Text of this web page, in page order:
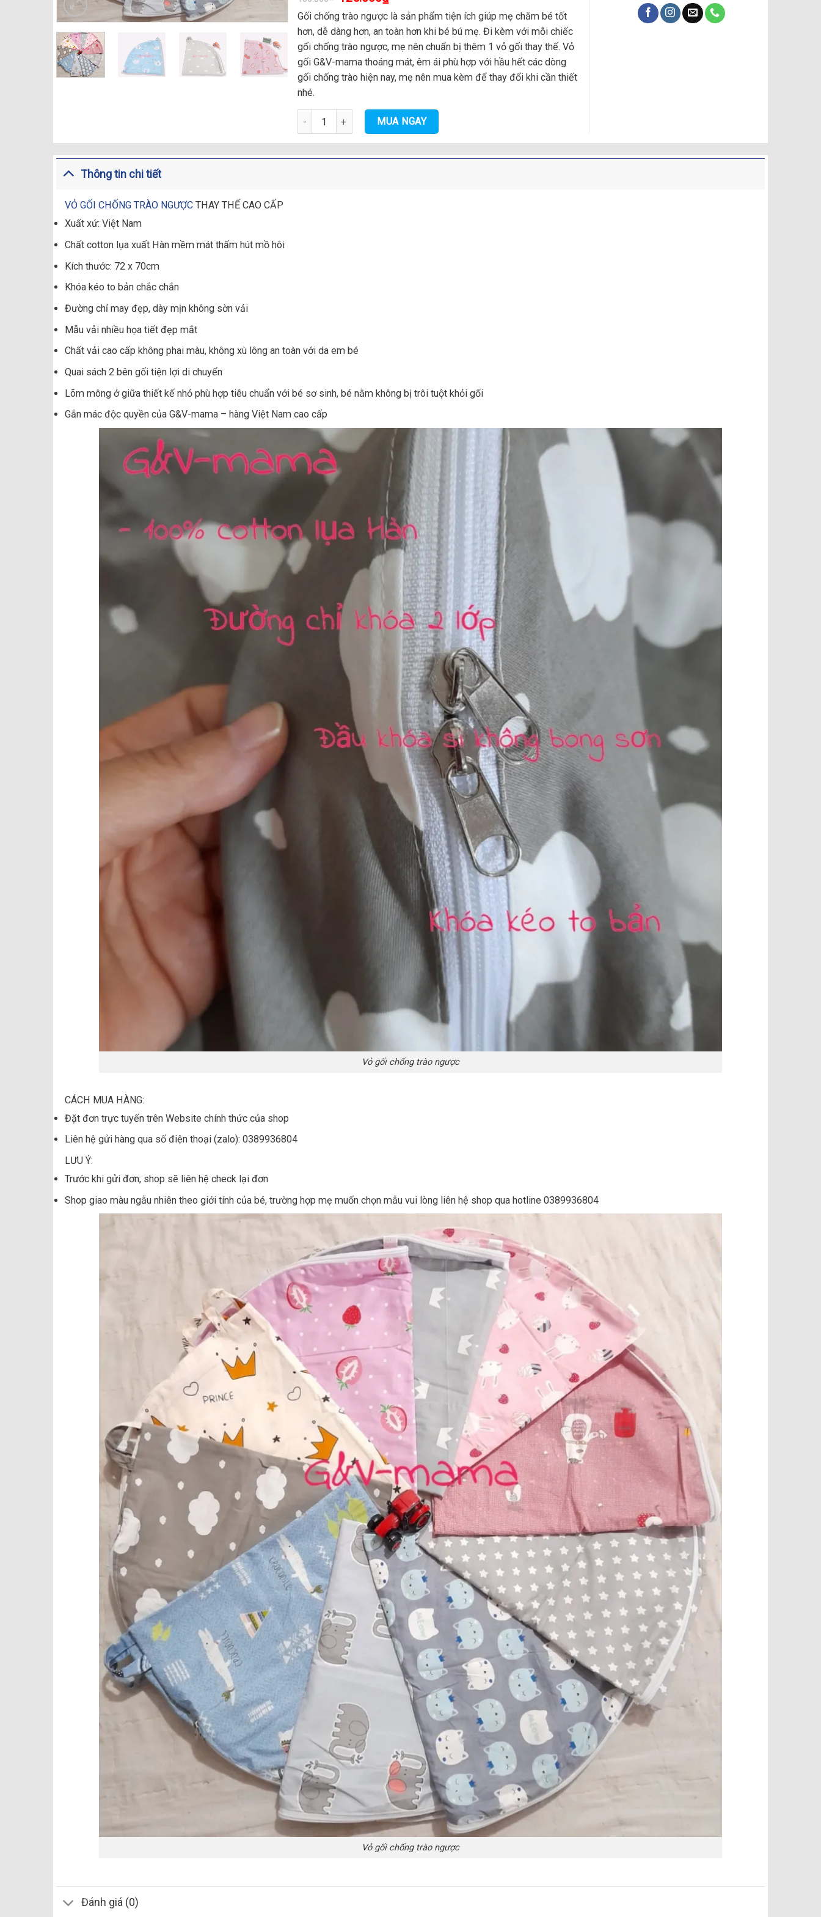
Gối chống trào ngược là sản phẩm tiện ích giúp mẹ chăm bé tốt
hơn, dễ dàng hơn, an toàn hơn khi bé bú mẹ. Đi kèm với mỗi chiếc
gối chống trào ngược, mẹ nên chuẩn bị thêm 1 vỏ gối thay thế. Vỏ
gối G&V-mama thoáng mát, êm ái phù hợp với hầu hết các dòng
gối chống trào hiện nay, mẹ nên mua kèm để thay đổi khi cần thiết
nhé.
Vỏ gối chống trào ngược thay thế cao cấp số lượng
MUA NGAY
Thông tin chi tiết
VỎ GỐI CHỐNG TRÀO NGƯỢCTHAY THẾ CAO CẤP
Xuất xứ: Việt Nam
Chất cotton lụa xuất Hàn mềm mát thấm hút mồ hôi
Kích thước: 72 x 70cm
Khóa kéo to bản chắc chắn
Đường chỉ may đẹp, dày mịn không sờn vải
Mẫu vải nhiều họa tiết đẹp mắt
Chất vải cao cấp không phai màu, không xù lông an toàn với da em bé
Quai sách 2 bên gối tiện lợi di chuyển
Lõm mông ở giữa thiết kế nhỏ phù hợp tiêu chuẩn với bé sơ sinh, bé nằm không bị trôi tuột khỏi gối
Gắn mác độc quyền của G&V-mama – hàng Việt Nam cao cấp
Vỏ gối chống trào ngược
CÁCH MUA HÀNG:
Đặt đơn trực tuyến trên Website chính thức của shop
Liên hệ gửi hàng qua số điện thoại (zalo): 0389936804
LƯU Ý:
Trước khi gửi đơn, shop sẽ liên hệ check lại đơn
Shop giao màu ngẫu nhiên theo giới tính của bé, trường hợp mẹ muốn chọn mẫu vui lòng liên hệ shop qua hotline 0389936804
Vỏ gối chống trào ngược
Đánh giá (0)